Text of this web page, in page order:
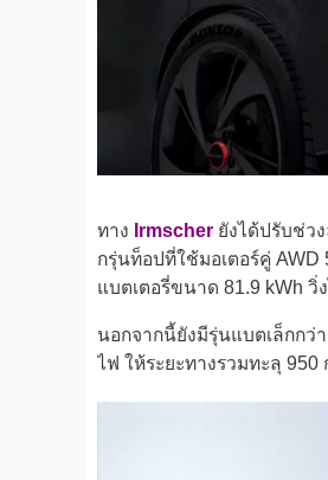
ทาง Irmscher ยังได้ปรับช่ว
กรุ่นท็อปที่ใช้มอเตอร์คู่ AWD
แบตเตอรี่ขนาด 81.9 kWh วิ่
นอกจากนี้ยังมีรุ่นแบตเล็กกว่
ไฟ ให้ระยะทางรวมทะลุ 950